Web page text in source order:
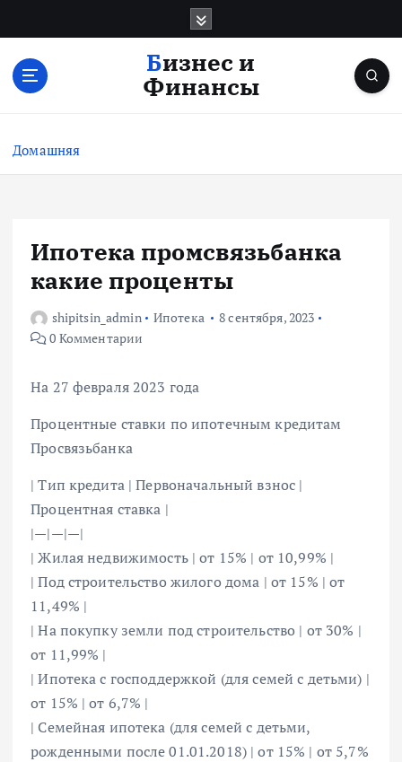
с
Бизнес и
Финансы
Домашняя
Ипотека промсвязьбанка
какие проценты
shipitsin_admin Ипотека
8 сентября, 2023
0 Комментарии
На 27 февраля 2023 года
Процентные ставки по ипотечным кредитам
Просвязьбанка
| Тип кредита | Первоначальный взнос |
Процентная ставка |
|—|—|—|
| Жилая недвижимость | от 15% | от 10,99% |
| Под строительство жилого дома | от 15% | от
11,49% |
| На покупку земли под строительство | от 30% |
от 11,99% |
| Ипотека с господдержкой (для семей с детьми) |
от 15% | от 6,7% |
| Семейная ипотека (для семей с детьми,
рожденными после 01.01.2018) | от 15% | от 5,7%